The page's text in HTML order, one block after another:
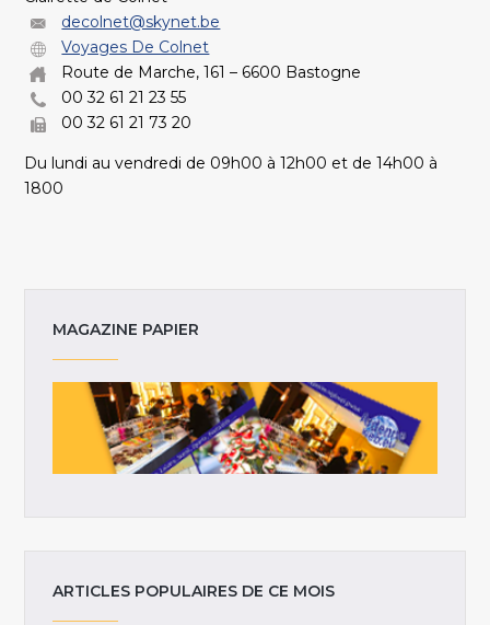
decolnet@skynet.be
Voyages De Colnet
Route de Marche, 161 – 6600 Bastogne
00 32 61 21 23 55
00 32 61 21 73 20
Du lundi au vendredi de 09h00 à 12h00 et de 14h00 à
1800
MAGAZINE PAPIER
ARTICLES POPULAIRES DE CE MOIS